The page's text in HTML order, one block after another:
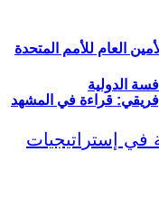
قراءة في المشهد
العام للأمم المتحدة
الدولية